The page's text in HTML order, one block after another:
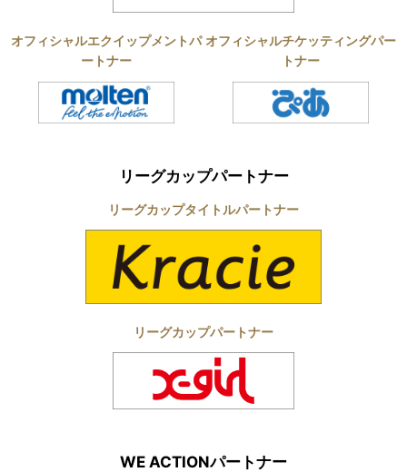
オフィシャルエクイップメントパ
ートナー
オフィシャルチケッティングパー
トナー
リーグカップパートナー
リーグカップタイトルパートナー
リーグカップパートナー
WE ACTIONパートナー